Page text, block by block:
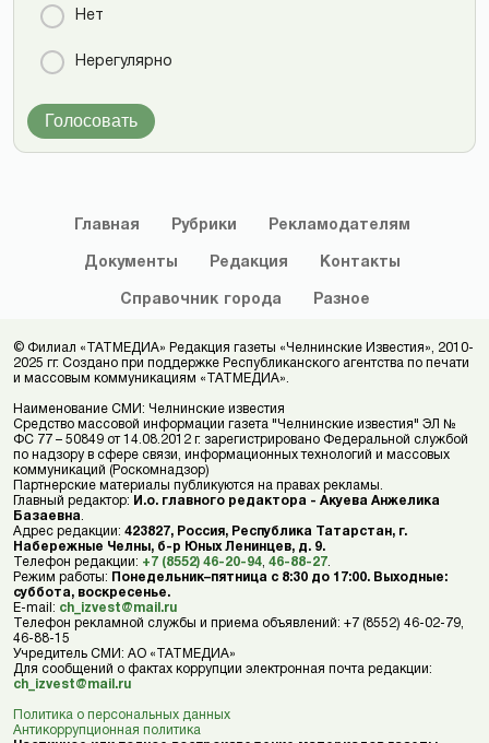
Нет
Нерегулярно
Голосовать
Главная Рубрики Рекламодателям
Документы Редакция Контакты
Справочник города Разное
© Филиал «ТАТМЕДИА» Редакция газеты «Челнинские Известия», 2010-
2025 гг. Создано при поддержке Республиканского агентства по печати
и массовым коммуникациям «ТАТМЕДИА».
Наименование СМИ: Челнинские известия
Средство массовой информации газета "Челнинские известия" ЭЛ №
ФС 77 – 50849 от 14.08.2012 г. зарегистрировано Федеральной службой
по надзору в сфере связи, информационных технологий и массовых
коммуникаций (Роскомнадзор)
Партнерские материалы публикуются на правах рекламы.
Главный редактор: И.о. главного редактора - Акуева Анжелика
Базаевна
Адрес редакции: 423827, Россия, Республика Татарстан, г.
Набережные Челны, б-р Юных Ленинцев, д. 9.
Телефон редакции: +7 (8552) 46-20-94 46-88-27
Режим работы: Понедельник–пятница с 8:30 до 17:00. Выходные:
суббота, воскресенье.
E-mail: ch_izvest@mail.ru
Телефон рекламной службы и приема объявлений: +7 (8552) 46-02-79,
46-88-15
Учредитель СМИ: АО «ТАТМЕДИА»
Для сообщений о фактах коррупции электронная почта редакции:
ch_izvest@mail.ru
Политика о персональных данных
Антикоррупционная политика